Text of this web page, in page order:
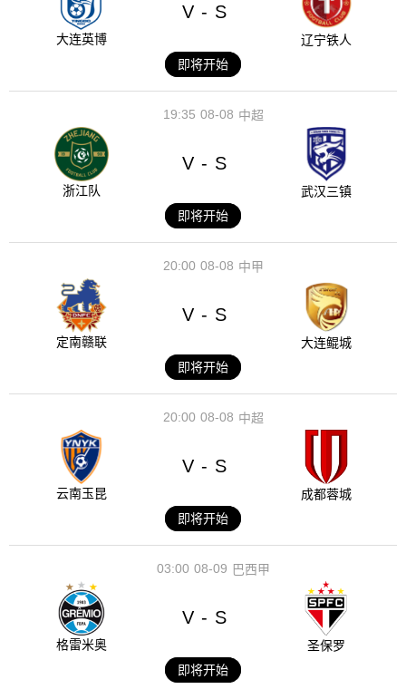
大连英博
V - S
辽宁铁人
即将开始
08-08
19:35 中超
浙江队
V - S
武汉三镇
即将开始
08-08
20:00 中甲
定南赣联
V - S
大连鲲城
即将开始
08-08
20:00 中超
云南玉昆
V - S
成都蓉城
即将开始
08-09
03:00 巴西甲
格雷米奥
V - S
圣保罗
即将开始